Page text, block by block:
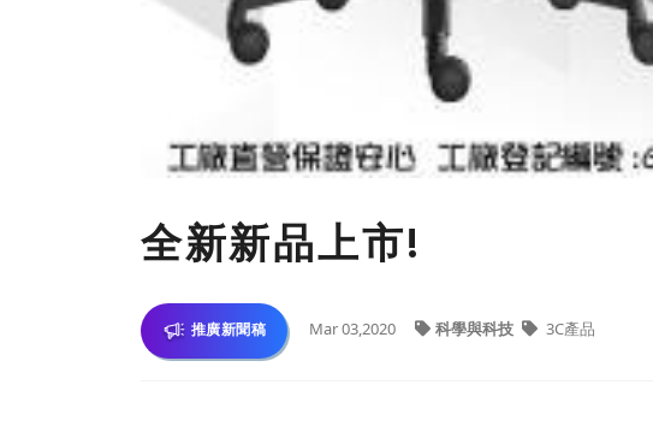
全新新品上市!
推廣新聞稿 Mar 03,2020 科學與科技 3C產品